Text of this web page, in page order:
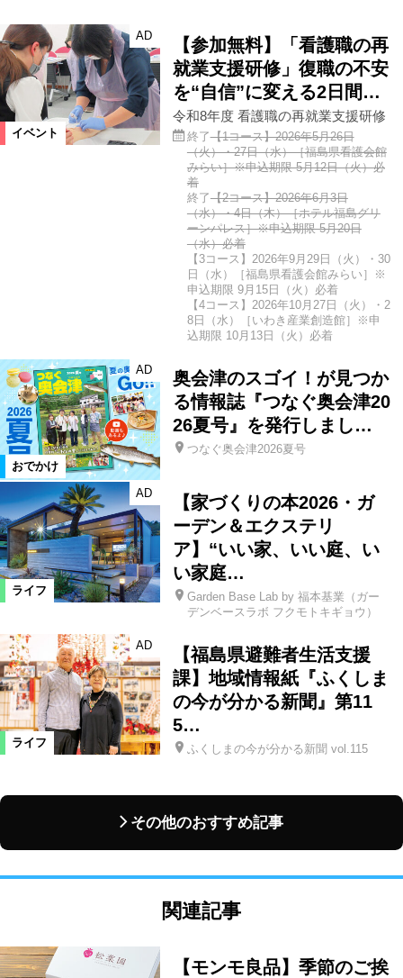
イベント
AD
【参加無料】「看護職の再
就業支援研修」復職の不安
を“自信”に変える2日間…
令和8年度 看護職の再就業支援研修
終了【1コース】2026年5月26日
（火）・27日（水）［福島県看護会館
みらい］※申込期限 5月12日（火）必
着
終了【2コース】2026年6月3日
（水）・4日（木）［ホテル福島グリ
ーンパレス］※申込期限 5月20日
（水）必着
【3コース】2026年9月29日（火）・30
日（水）［福島県看護会館みらい］※
申込期限 9月15日（火）必着
【4コース】2026年10月27日（火）・2
8日（水）［いわき産業創造館］※申
込期限 10月13日（火）必着
おでかけ
AD
奥会津のスゴイ！が見つか
る情報誌『つなぐ奥会津20
26夏号』を発行しまし…
つなぐ奥会津2026夏号
ライフ
AD
【家づくりの本2026・ガ
ーデン＆エクステリ
ア】“いい家、いい庭、い
い家庭…
Garden Base Lab by 福本基業（ガー
デンベースラボ フクモトキギョウ）
ライフ
AD
【福島県避難者生活支援
課】地域情報紙『ふくしま
の今が分かる新聞』第11
5…
ふくしまの今が分かる新聞 vol.115
その他のおすすめ記事
関連記事
【モンモ良品】季節のご挨